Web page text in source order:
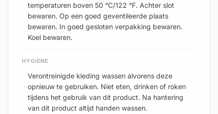
temperaturen boven 50 °C/122 °F. Achter slot
bewaren. Op een goed geventileerde plaats
bewaren. In goed gesloten verpakking bewaren.
Koel bewaren.
HYGIENE
Verontreinigde kleding wassen alvorens deze
opnieuw te gebruiken. Niet eten, drinken of roken
tijdens het gebruik van dit product. Na hantering
van dit product altijd handen wassen.